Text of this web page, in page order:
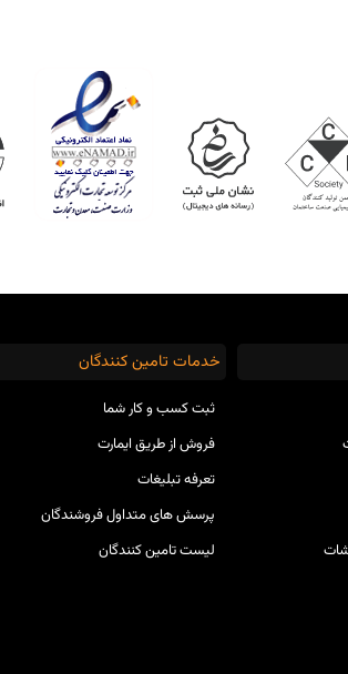
خدمات تامین کنندگان
ثبت کسب و کار شما
فروش از طریق ایمارت
تعرفه تبلیغات
پرسش های متداول فروشندگان
لیست تامین کنندگان